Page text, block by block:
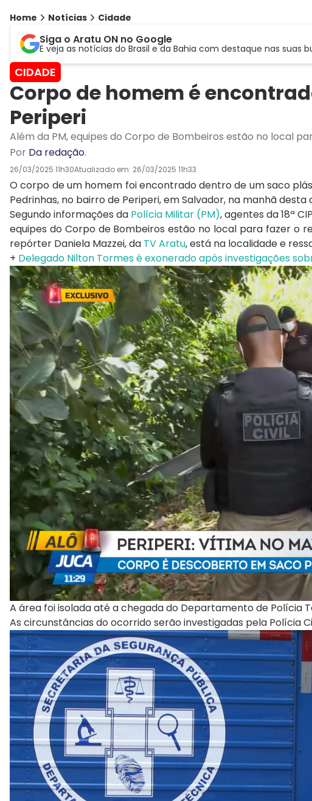
Home Notícias Cidade
Siga o Aratu ON no Google
E veja as notícias do Brasil e da Bahia com destaque nas suas
CIDADE
Corpo de homem é
Periperi
Além da PM, equipes do Corpo de Bombeiros estão no local
Por Da redação.
26/03/2025 11h30Atualizado em: 26/03/2025 11h33
O corpo de um homem foi encontrado dentro de um saco
Pedrinhas, no bairro de Periperi, em Salvador, na manhã
Segundo informações da Polícia Militar (PM), agentes da 18ª
equipes do Corpo de Bombeiros estão no local para fazer o
repórter Daniela Mazzei, da TV Aratu, está na localidade e
+ Delegado Nilton Tormes é exonerado após investigações
A área foi isolada até a chegada do Departamento de Polícia
As circunstâncias do ocorrido serão investigadas pela Polícia